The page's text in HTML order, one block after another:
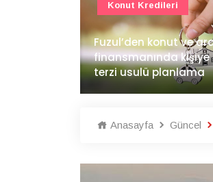
İv Kandilli'de yaşam
yakında başlıyor
Konut Projeleri
Anasayfa Güncel